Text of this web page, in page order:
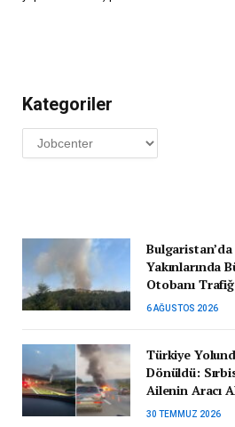
Kategoriler
Kategoriler
Yakınlarında
Otobanı
6 AĞUSTOS 2026
Türkiye
Dönüldü:
Ailenin Aracı
30 TEMMUZ 2026